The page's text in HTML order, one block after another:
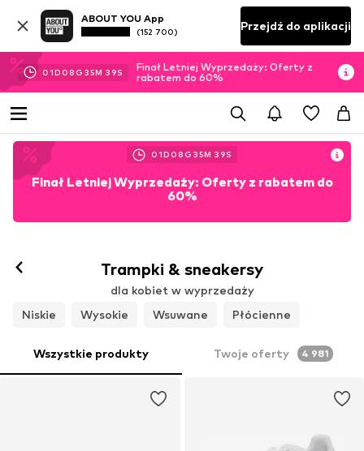
ABOUT YOU App
(152 700) Przejdź do aplikacji
01D 08 G 35M 38S
Finał Letniej Wyprzedaży: Oferty z
rabatem do 60%
01D 08 G 35M 38S
Finał Letniej Wyprzedaży: Oferty z rabatem do
60%
Trampki & sneakersy
dla kobiet w wyprzedaży
Niskie
Wysokie Wsuwane Płócienne
Wszystkie produkty Twoje oferty 4 981